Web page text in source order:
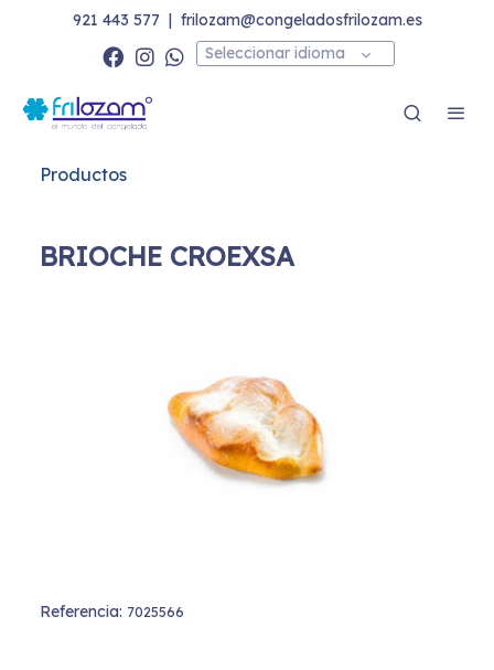
921 443 577 | frilozam@congeladosfrilozam.es
Seleccionar idioma
Productos
BRIOCHE CROEXSA
Referencia: 7025566